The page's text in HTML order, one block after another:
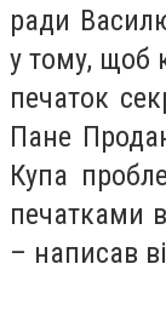
ради
у тому, щоб
печаток
Пане
Купа
печатками
– написав